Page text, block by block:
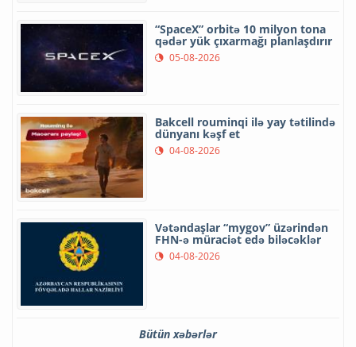
“SpaceX” orbitə 10 milyon tona
qədər yük çıxarmağı planlaşdırır
05-08-2026
Bakcell rouminqi ilə yay tətilində
dünyanı kəşf et
04-08-2026
Vətəndaşlar “mygov” üzərindən
FHN-ə müraciət edə biləcəklər
04-08-2026
Bütün xəbərlər